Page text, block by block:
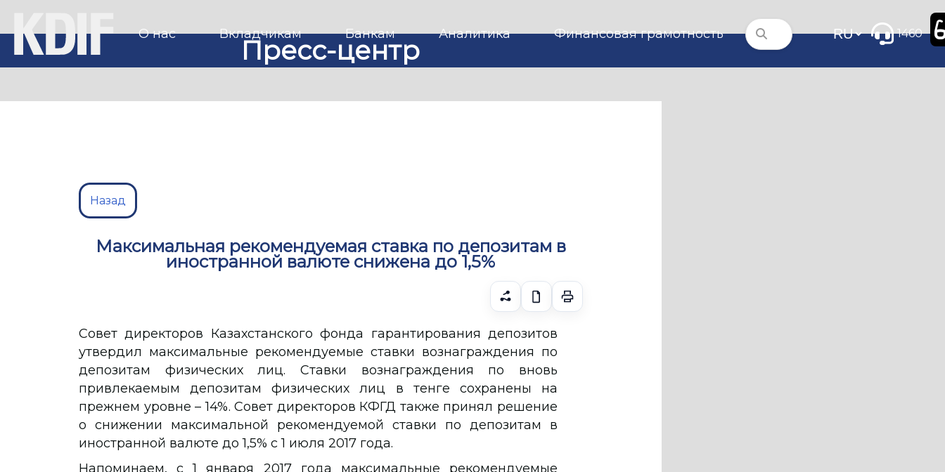
О нас Вкладчикам Банкам Аналитика Финансовая грамотность 1460
Пресс-центр
Назад
Максимальная рекомендуемая ставка по депозитам в
иностранной валюте снижена до 1,5%
Совет директоров Казахстанского фонда гарантирования депозитов
утвердил максимальные рекомендуемые ставки вознаграждения по
депозитам физических лиц. Ставки вознаграждения по вновь
привлекаемым депозитам физических лиц в тенге сохранены на
прежнем уровне – 14%. Совет директоров КФГД также принял решение
о снижении максимальной рекомендуемой ставки по депозитам в
иностранной валюте до 1,5% с 1 июля 2017 года.
Напоминаем, с 1 января 2017 года максимальные рекомендуемые